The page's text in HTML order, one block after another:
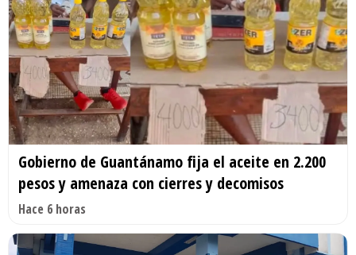
Gobierno de Guantánamo fija el aceite en 2.200
pesos y amenaza con cierres y decomisos
Hace 6 horas